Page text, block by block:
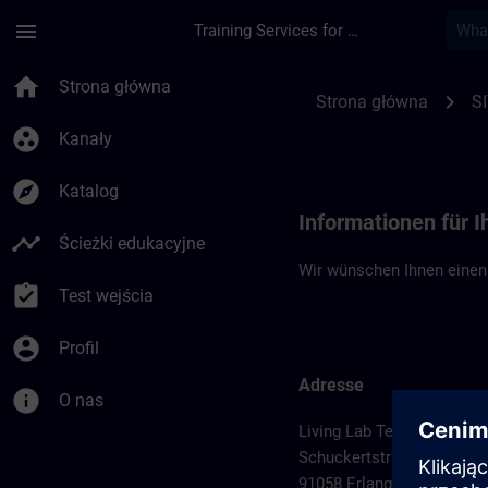
menu Training Services for Digital Industries
home Strona główna
group_work Kanały
explore Katalog
timeline Ścieżki edukacyjne
assignment_turned_in Test wejścia
account_circle Profil
info O nas
Strona główna chevron_right
Informationen für
Wir wünschen Ihnen
Adresse
Living Lab Technology
Schuckertstraße 2
91058 Erlangen